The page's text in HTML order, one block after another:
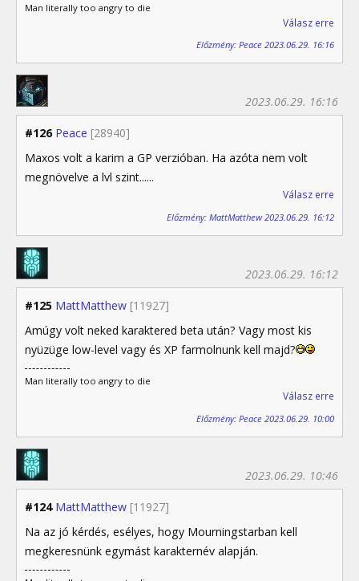
Man literally too angry to die
Válasz erre
Előzmény: Peace 2023.06.29. 16:16
#126 Peace [28940]
2023.06.29. 16:16
Maxos volt a karim a GP verzióban. Ha azóta nem volt
megnövelve a lvl szint......
Válasz erre
Előzmény: MattMatthew 2023.06.29. 16:12
#125 MattMatthew [11927]
2023.06.29. 16:12
Amúgy volt neked karaktered beta után? Vagy most kis
nyüzüge low-level vagy és XP farmolnunk kell majd?
Man literally too angry to die
Válasz erre
Előzmény: Peace 2023.06.29. 10:00
#124 MattMatthew [11927]
2023.06.29. 10:46
Na az jó kérdés, esélyes, hogy Mourningstarban kell
megkeresnünk egymást karakternév alapján.